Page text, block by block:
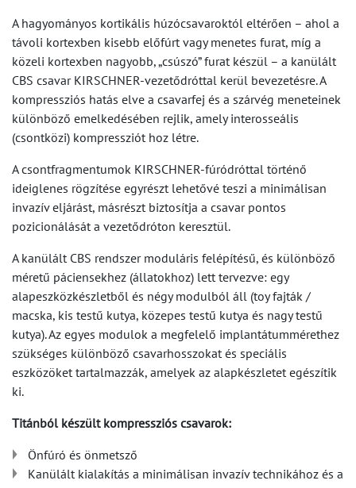
A hagyományos kortikális húzócsavaroktól eltérően – ahol a
távoli kortexben kisebb előfúrt vagy menetes furat, míg a
közeli kortexben nagyobb, „csúszó” furat készül – a kanülált
CBS csavar KIRSCHNER-vezetődróttal kerül bevezetésre. A
kompressziós hatás elve a csavarfej és a szárvég meneteinek
különböző emelkedésében rejlik, amely interosseális
(csontközi) kompressziót hoz létre.
A csontfragmentumok KIRSCHNER-fúródróttal történő
ideiglenes rögzítése egyrészt lehetővé teszi a minimálisan
invazív eljárást, másrészt biztosítja a csavar pontos
pozicionálását a vezetődróton keresztül.
A kanülált CBS rendszer moduláris felépítésű, és különböző
méretű páciensekhez (állatokhoz) lett tervezve: egy
alapeszközkészletből és négy modulból áll (toy fajták /
macska, kis testű kutya, közepes testű kutya és nagy testű
kutya). Az egyes modulok a megfelelő implantátummérethez
szükséges különböző csavarhosszokat és speciális
eszközöket tartalmazzák, amelyek az alapkészletet egészítik
ki.
Titánból készült kompressziós csavarok:
Önfúró és önmetsző
Kanülált kialakítás a minimálisan invazív technikához és a